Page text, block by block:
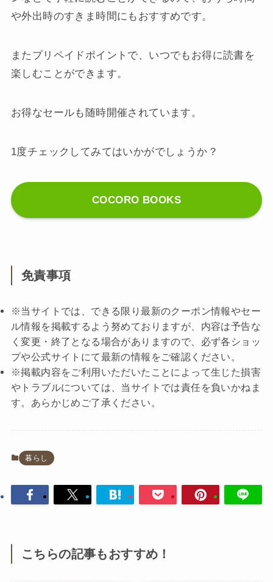
や外出時のすきま時間にもおすすめです。
またプリペイドポイントで、いつでもお得に読書を
楽しむことができます。
お得なセールも随時開催されています。
1度チェックしてみてはいかがでしょうか？
COCORO BOOKS
免責事項
※当サイトでは、できる限り最新のクーポン情報やセー
ル情報を掲載するよう努めておりますが、内容は予告な
く変更・終了となる場合がありますので、必ず各ショッ
プや公式サイトにて最新の情報をご確認ください。
※掲載内容をご利用いただいたことによって生じた損害
やトラブルについては、当サイトでは責任を負いかねま
す。あらかじめご了承ください。
暮らし
こちらの記事もおすすめ！